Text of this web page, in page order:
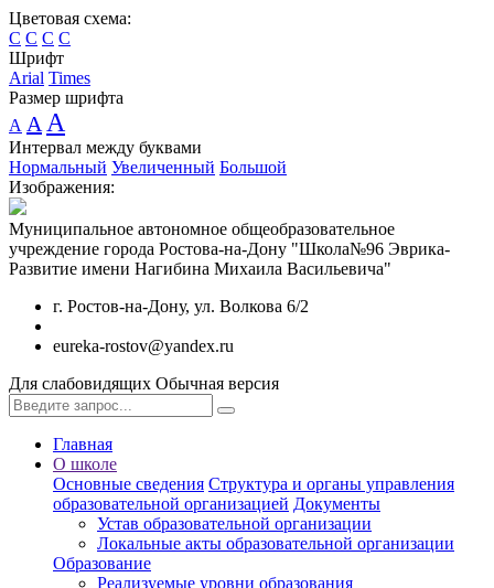
Цветовая схема:
C C C C
Шрифт
Arial Times
Размер шрифта
A A A
Интервал между буквами
Нормальный Увеличенный Большой
Изображения:
Муниципальное автономное общеобразовательное
учреждение города Ростова-на-Дону "Школа№96 Эврика-
Развитие имени Нагибина Михаила Васильевича"
г. Ростов-на-Дону, ул. Волкова 6/2
eureka-rostov@yandex.ru
Для слабовидящих Обычная версия
Главная
О школе
Основные сведения Структура и органы управления
образовательной организацией Документы
Устав образовательной организации
Локальные акты образовательной организации
Образование
Реализуемые уровни образования